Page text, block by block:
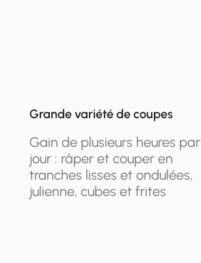
Grande variété de coupes
Gain de plusieurs heures par
jour : râper et couper en
tranches lisses et ondulées,
julienne, cubes et frites